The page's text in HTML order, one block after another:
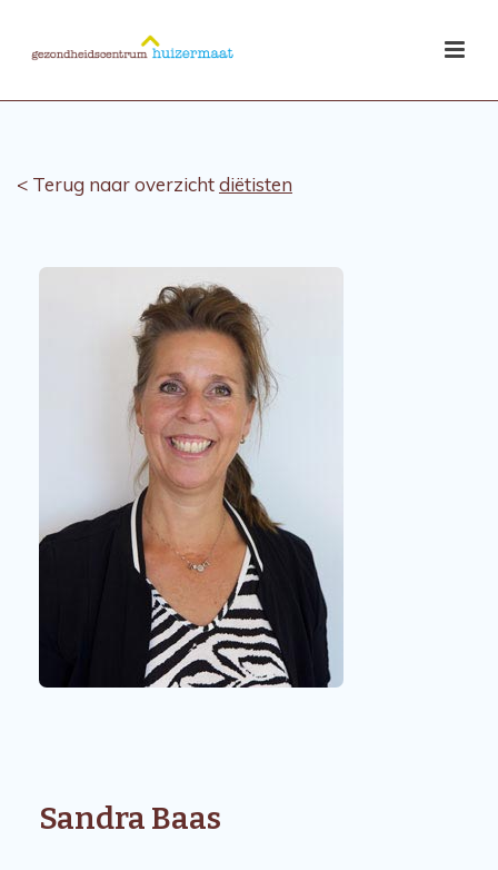
< Terug naar overzichtdiëtisten
Sandra Baas